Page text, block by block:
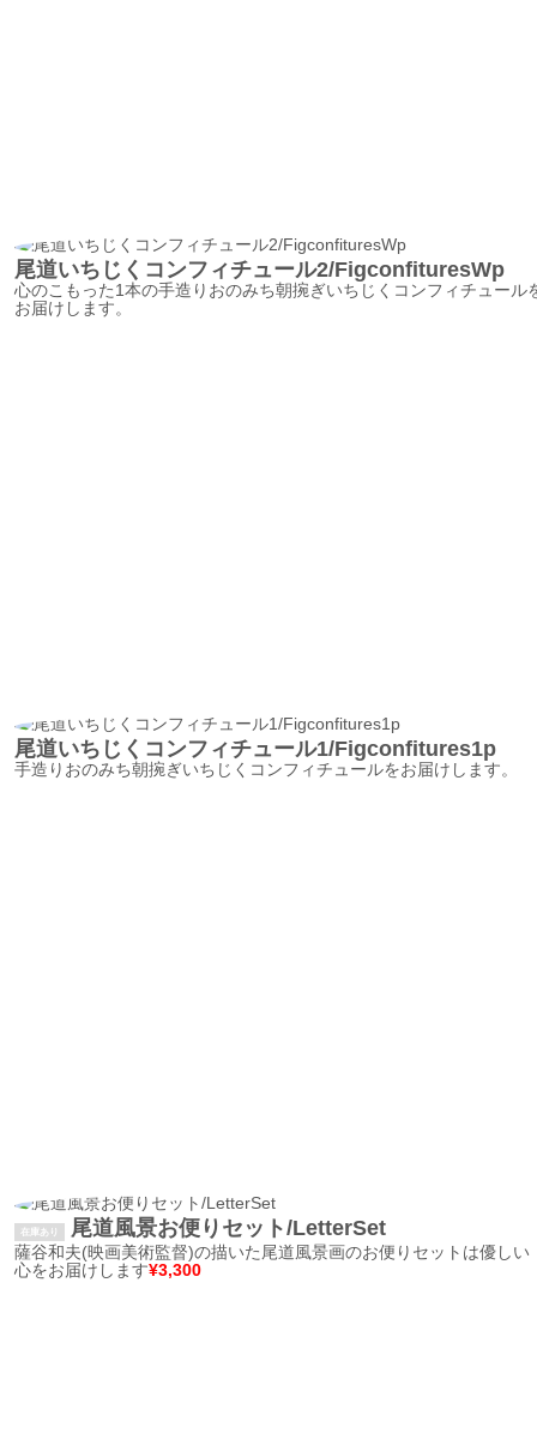
尾道いちじくコンフィチュール2/FigconfituresWp
心のこもった1本の手造りおのみち朝捥ぎいちじくコンフィチュール
お届けします。
尾道いちじくコンフィチュール1/Figconfitures1p
手造りおのみち朝捥ぎいちじくコンフィチュールをお届けします。
在庫あり 尾道風景お便りセット/LetterSet
薩谷和夫(映画美術監督)の描いた尾道風景画のお便りセットは優しい
心をお届けします¥3,300